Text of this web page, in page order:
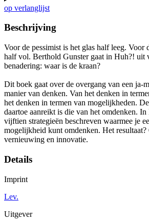
op verlanglijst
Beschrijving
Voor de pessimist is het glas half leeg. Voor
half vol. Berthold Gunster gaat in Huh?! uit
benadering: waar is de kraan?
Dit boek gaat over de overgang van een ja-
manier van denken. Van het denken in
het denken in termen van mogelijkheden.
daartoe aanreikt is die van het omdenken.
vijftien strategieën beschreven waarmee je
mogelijkheid kunt omdenken. Het resultaat?
vernieuwing en innovatie.
Details
Imprint
Lev.
Uitgever